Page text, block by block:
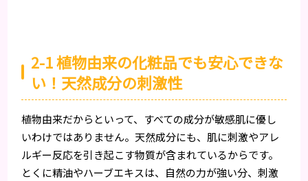
2-1 植物由来の化粧品でも安心できな
い！天然成分の刺激性
植物由来だからといって、すべての成分が敏感肌に優し
いわけではありません。天然成分にも、肌に刺激やアレ
ルギー反応を引き起こす物質が含まれているからです。
とくに精油やハーブエキスは、自然の力が強い分、刺激